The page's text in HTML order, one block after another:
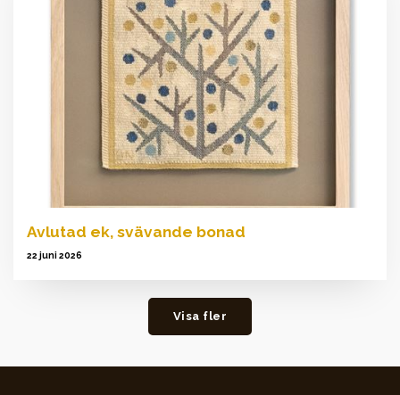
Avlutad ek, svävande bonad
22 juni 2026
Visa fler